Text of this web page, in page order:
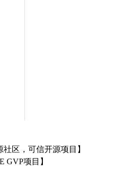
社区，可信开源项目】
GVP项目】